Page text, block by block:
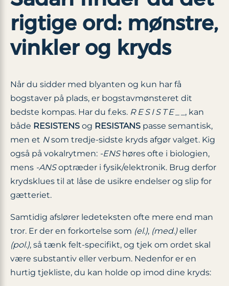
rigtige ord: mønstre,
vinkler og kryds
Når du sidder med blyanten og kun har få
bogstaver på plads, er bogstavmønsteret dit
bedste kompas. Har du f.eks. R E S I S T E _ _ , kan
både RESISTENS og RESISTANS passe semantisk,
men et Nsom tredje-sidste kryds afgør valget. Kig
også på vokal­rytmen: -ENShøres ofte i biologien,
mens -ANSoptræder i fysik/elektronik. Brug derfor
krydsklues til at låse de usikre endelser og slip for
gætteriet.
Samtidig afslører ledeteksten ofte mere end man
tror. Er der en forkortelse som (el.), (med.)eller
(pol.), så tænk felt-specifikt, og tjek om ordet skal
være substantiv eller verbum. Nedenfor er en
hurtig tjekliste, du kan holde op imod dine kryds: